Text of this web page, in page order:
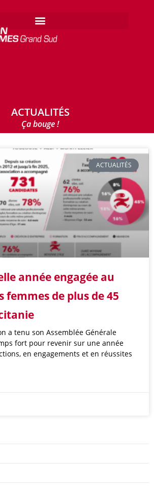
ACTUALITÉS
Ça bouge !
ACTUALITÉS
année engagée au
femmes de plus de 45
a tenu son Assemblée Générale
fort pour revenir sur une année
en engagements et en réussites